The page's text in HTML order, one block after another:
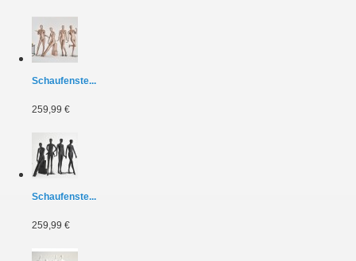
Schaufenste...
259,99 €
Schaufenste...
259,99 €